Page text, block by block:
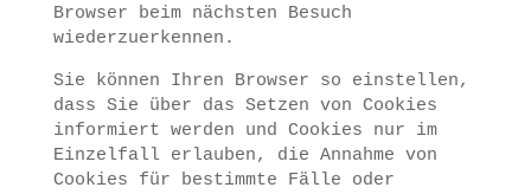
Browser beim nächsten Besuch
wiederzuerkennen.
Sie können Ihren Browser so einstellen,
dass Sie über das Setzen von Cookies
informiert werden und Cookies nur im
Einzelfall erlauben, die Annahme von
Cookies für bestimmte Fälle oder